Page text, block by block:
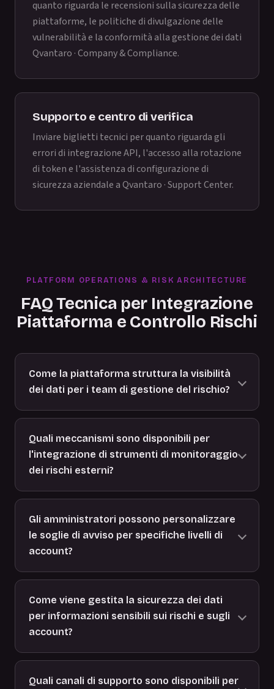
quanto riguarda le recensioni sulla sicurezza delle
piattaforme, le politiche di divulgazione delle
vulnerabilità e la conformità alla gestione dei dati
Qvantaro · Company & Compliance.
Supporto e centro di verifica
Inviare biglietti tecnici per quanto riguarda gli
errori di integrazione API, l'accesso alla rotazione
di token e l'assistenza di configurazione di
sicurezza aziendale aQvantaro · Support Center.
PLATFORM OPERATIONS & RISK ARCHITECTURE
FAQ Tecnica per Integrazione
Piattaforma e Controllo Rischi
Come la piattaforma struttura la visibilità
dei dati per i team di gestione del rischio?
Quali meccanismi sono disponibili per
l'integrazione di strumenti di monitoraggio
dei rischi esterni?
Gli amministratori possono personalizzare
le soglie di avviso per specifiche livelli di
account?
Come viene gestita la sicurezza dei dati
per informazioni sensibili sui rischi e sugli
account?
Quali canali di supporto sono disponibili per